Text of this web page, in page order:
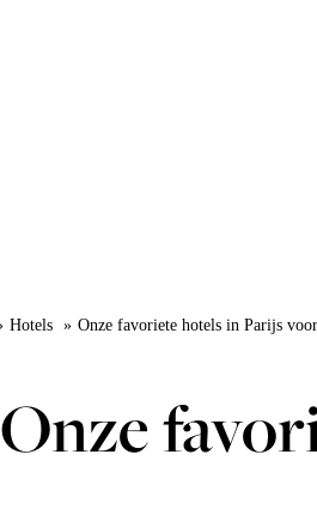
Hotels
Onze favoriete hotels in Parijs
Onze